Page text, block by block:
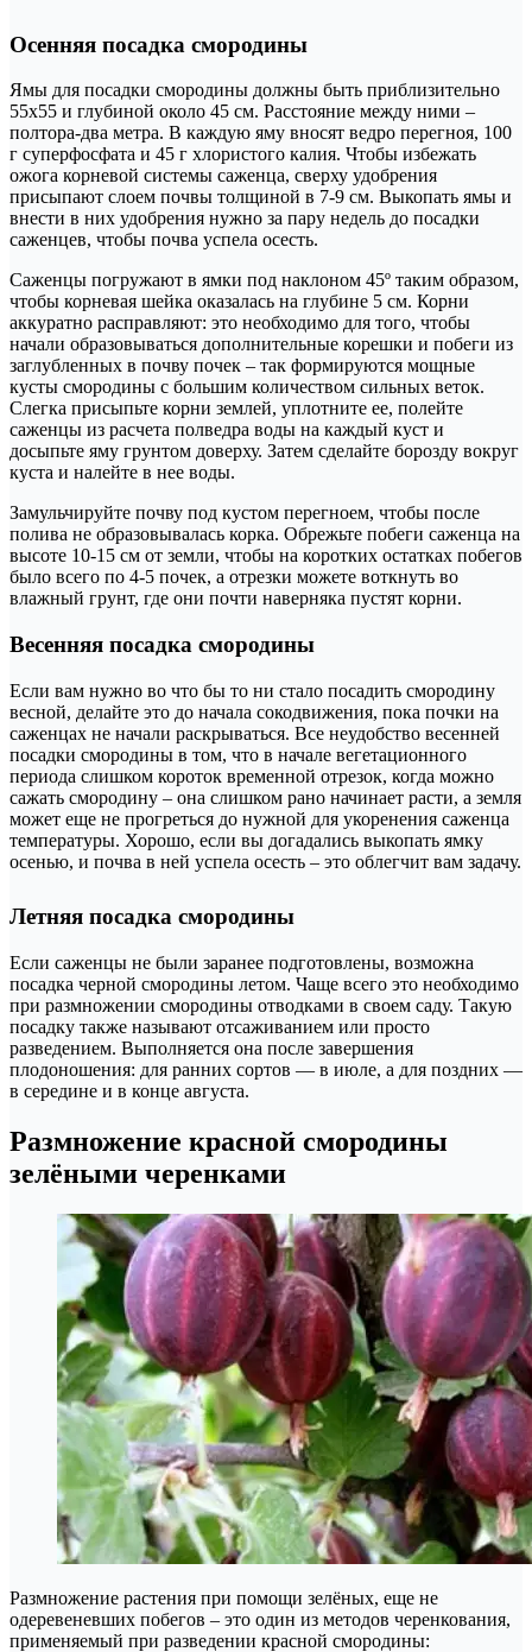
Осенняя посадка смородины
Ямы для посадки смородины должны быть приблизительно
55х55 и глубиной около 45 см. Расстояние между ними –
полтора-два метра. В каждую яму вносят ведро перегноя, 100
г суперфосфата и 45 г хлористого калия. Чтобы избежать
ожога корневой системы саженца, сверху удобрения
присыпают слоем почвы толщиной в 7-9 см. Выкопать ямы и
внести в них удобрения нужно за пару недель до посадки
саженцев, чтобы почва успела осесть.
Саженцы погружают в ямки под наклоном 45º таким образом,
чтобы корневая шейка оказалась на глубине 5 см. Корни
аккуратно расправляют: это необходимо для того, чтобы
начали образовываться дополнительные корешки и побеги из
заглубленных в почву почек – так формируются мощные
кусты смородины с большим количеством сильных веток.
Слегка присыпьте корни землей, уплотните ее, полейте
саженцы из расчета полведра воды на каждый куст и
досыпьте яму грунтом доверху. Затем сделайте борозду вокруг
куста и налейте в нее воды.
Замульчируйте почву под кустом перегноем, чтобы после
полива не образовывалась корка. Обрежьте побеги саженца на
высоте 10-15 см от земли, чтобы на коротких остатках побегов
было всего по 4-5 почек, а отрезки можете воткнуть во
влажный грунт, где они почти наверняка пустят корни.
Весенняя посадка смородины
Если вам нужно во что бы то ни стало посадить смородину
весной, делайте это до начала сокодвижения, пока почки на
саженцах не начали раскрываться. Все неудобство весенней
посадки смородины в том, что в начале вегетационного
периода слишком короток временной отрезок, когда можно
сажать смородину – она слишком рано начинает расти, а земля
может еще не прогреться до нужной для укоренения саженца
температуры. Хорошо, если вы догадались выкопать ямку
осенью, и почва в ней успела осесть – это облегчит вам задачу.
Летняя посадка смородины
Если саженцы не были заранее подготовлены, возможна
посадка черной смородины летом. Чаще всего это необходимо
при размножении смородины отводками в своем саду. Такую
посадку также называют отсаживанием или просто
разведением. Выполняется она после завершения
плодоношения: для ранних сортов — в июле, а для поздних —
в середине и в конце августа.
Размножение красной смородины
зелёными черенками
Размножение растения при помощи зелёных, еще не
одеревеневших побегов – это один из методов черенкования,
применяемый при разведении красной смородины: